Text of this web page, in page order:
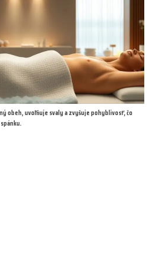
obeh, uvoľňuje svaly a zvyšuje pohyblivosť, čo